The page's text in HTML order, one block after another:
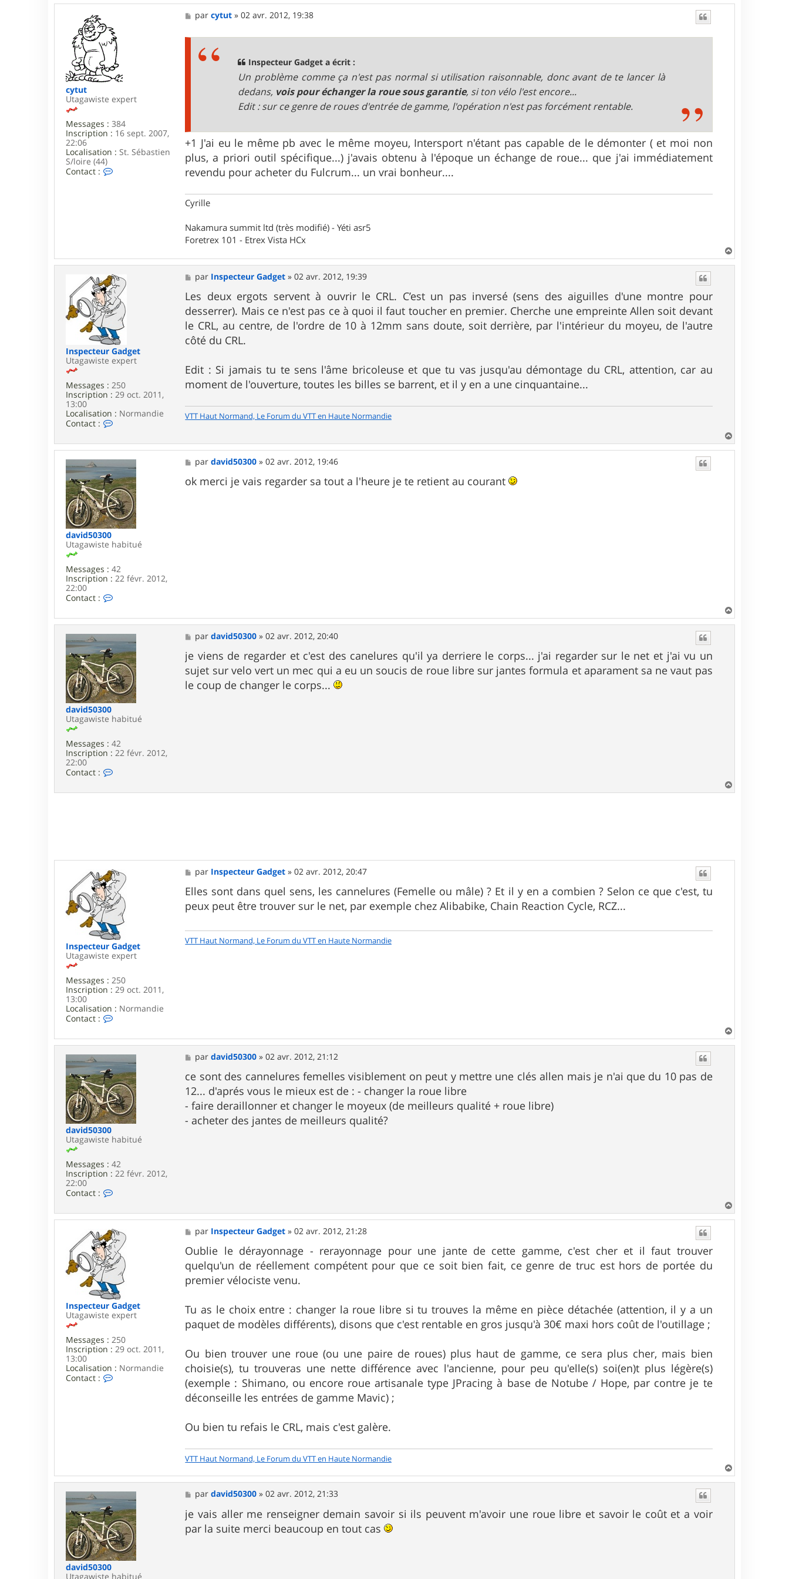
cytut
Utagawiste expert
Messages : 384
Inscription : 16 sept. 2007,
22:06
Localisation : St. Sébastien
S/loire (44)
Contact :
y
t
u
t
M
e
parcytut »02 avr. 2012, 19:38
Inspecteur Gadget a écrit :
Un problème comme ça n'est pas normal si utilisation raisonnable, donc avant de te lancer là
dedans, vois pour échanger la roue sous garantie, si ton vélo l'est encore...
Edit : sur ce genre de roues d'entrée de gamme, l'opération n'est pas forcément rentable.
+1 J'ai eu le même pb avec le même moyeu, Intersport n'étant pas capable de le démonter ( et moi non
plus, a priori outil spécifique...) j'avais obtenu à l'époque un échange de roue... que j'ai immédiatement
revendu pour acheter du Fulcrum... un vrai bonheur....
Cyrille
Nakamura summit ltd (très modifié) - Yéti asr5
Foretrex 101 - Etrex Vista HCx
a
Inspecteur Gadget
Utagawiste expert
Messages : 250
Inscription : 29 oct. 2011,
13:00
Localisation : Normandie
Contact :
t
a
c
t
e
r
I
n
s
e
e
u
d
M
e
s
s
a
g
e
par Inspecteur Gadget »02 avr. 2012, 19:39
Les deux ergots servent à ouvrir le CRL. C’est un pas inversé (sens des aiguilles d'une montre pour
desserrer). Mais ce n'est pas ce à quoi il faut toucher en premier. Cherche une empreinte Allen soit devant
le CRL, au centre, de l'ordre de 10 à 12mm sans doute, soit derrière, par l'intérieur du moyeu, de l'autre
côté du CRL.
Edit : Si jamais tu te sens l'âme bricoleuse et que tu vas jusqu'au démontage du CRL, attention, car au
moment de l'ouverture, toutes les billes se barrent, et il y en a une cinquantaine...
VTT Haut Normand, Le Forum du VTT en Haute Normandie
a
u
david50300
Utagawiste habitué
Messages : 42
Inscription : 22 févr. 2012,
22:00
Contact :
t
a
c
t
e
r
d
a
v
d
3
0
M
e
s
s
pardavid50300 »02 avr. 2012, 19:46
ok merci je vais regarder sa tout a l'heure je te retient au courant
a
david50300
Utagawiste habitué
Messages : 42
Inscription : 22 févr. 2012,
22:00
Contact :
v
i
d
5
0
0
0
M
e
s
s
a
g
e
pardavid50300 »02 avr. 2012, 20:40
je viens de regarder et c'est des canelures qu'il ya derriere le corps... j'ai regarder sur le net et j'ai vu un
sujet sur velo vert un mec qui a eu un soucis de roue libre sur jantes formula et aparament sa ne vaut pas
le coup de changer le corps...
a
Inspecteur Gadget
Utagawiste expert
Messages : 250
Inscription : 29 oct. 2011,
13:00
Localisation : Normandie
Contact :
t
a
c
t
e
r
I
n
s
e
e
u
d
g
e
t
M
e
s
s
a
par Inspecteur Gadget »02 avr. 2012, 20:47
Elles sont dans quel sens, les cannelures (Femelle ou mâle) ? Et il y en a combien ? Selon ce que c'est, tu
peux peut être trouver sur le net, par exemple chez Alibabike, Chain Reaction Cycle, RCZ...
VTT Haut Normand, Le Forum du VTT en Haute Normandie
a
david50300
Utagawiste habitué
Messages : 42
Inscription : 22 févr. 2012,
22:00
Contact :
t
a
c
t
e
r
d
a
v
i
d
3
0
M
e
s
s
a
g
e
pardavid50300 »02 avr. 2012, 21:12
ce sont des cannelures femelles visiblement on peut y mettre une clés allen mais je n'ai que du 10 pas de
12... d'aprés vous le mieux est de : - changer la roue libre
- faire deraillonner et changer le moyeux (de meilleurs qualité + roue libre)
- acheter des jantes de meilleurs qualité?
a
u
Inspecteur Gadget
Utagawiste expert
Messages : 250
Inscription : 29 oct. 2011,
13:00
Localisation : Normandie
Contact :
s
p
e
c
t
e
u
r
G
a
d
M
e
s
s
a
g
e
par Inspecteur Gadget »02 avr. 2012, 21:28
Oublie le dérayonnage - rerayonnage pour une jante de cette gamme, c'est cher et il faut trouver
quelqu'un de réellement compétent pour que ce soit bien fait, ce genre de truc est hors de portée du
premier vélociste venu.
Tu as le choix entre : changer la roue libre si tu trouves la même en pièce détachée (attention, il y a un
paquet de modèles différents), disons que c'est rentable en gros jusqu'à 30€ maxi hors coût de l'outillage ;
Ou bien trouver une roue (ou une paire de roues) plus haut de gamme, ce sera plus cher, mais bien
choisie(s), tu trouveras une nette différence avec l'ancienne, pour peu qu'elle(s) soi(en)t plus légère(s)
(exemple : Shimano, ou encore roue artisanale type JPracing à base de Notube / Hope, par contre je te
déconseille les entrées de gamme Mavic) ;
Ou bien tu refais le CRL, mais c'est galère.
VTT Haut Normand, Le Forum du VTT en Haute Normandie
a
david50300
Utagawiste habitué
M
e
s
s
a
pardavid50300 »02 avr. 2012, 21:33
je vais aller me renseigner demain savoir si ils peuvent m'avoir une roue libre et savoir le coût et a voir
par la suite merci beaucoup en tout cas